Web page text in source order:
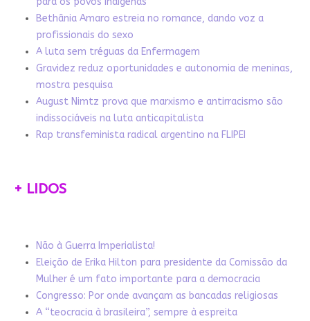
Bethânia Amaro estreia no romance, dando voz a
profissionais do sexo
A luta sem tréguas da Enfermagem
Gravidez reduz oportunidades e autonomia de meninas,
mostra pesquisa
August Nimtz prova que marxismo e antirracismo são
indissociáveis na luta anticapitalista
Rap transfeminista radical argentino na FLIPEI
+ LIDOS
Não à Guerra Imperialista!
Eleição de Erika Hilton para presidente da Comissão da
Mulher é um fato importante para a democracia
Congresso: Por onde avançam as bancadas religiosas
A “teocracia à brasileira”, sempre à espreita